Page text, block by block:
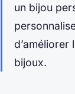
un bijou
bijoux.